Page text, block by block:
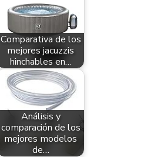
Comparativa de los
mejores jacuzzis
hinchables en…
Análisis y
comparación de los
mejores modelos
de…